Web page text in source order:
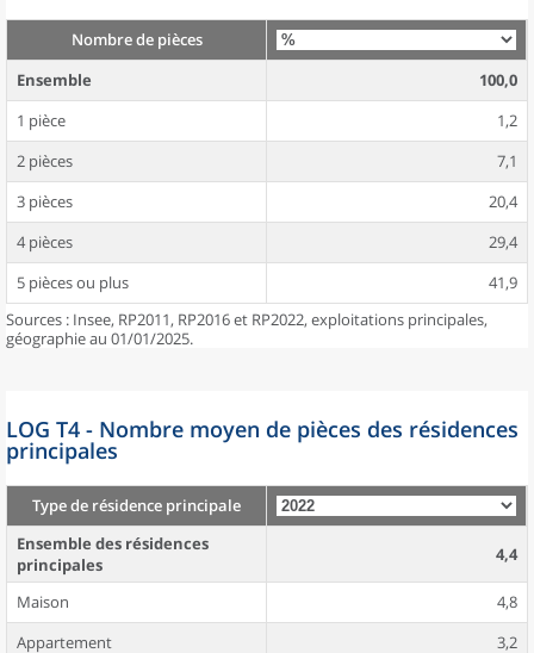
Nombre de pièces
Ensemble
100,0
1 pièce
1,2
2 pièces
7,1
3 pièces
20,4
4 pièces
29,4
5 pièces ou plus
41,9
Sources : Insee, RP2011, RP2016 et RP2022, exploitations principales,
géographie au 01/01/2025.
LOG T4 - Nombre moyen de pièces des résidences
principales
Type de résidence principale
Ensemble des résidences
principales
4,4
Maison
4,8
Appartement
3,2